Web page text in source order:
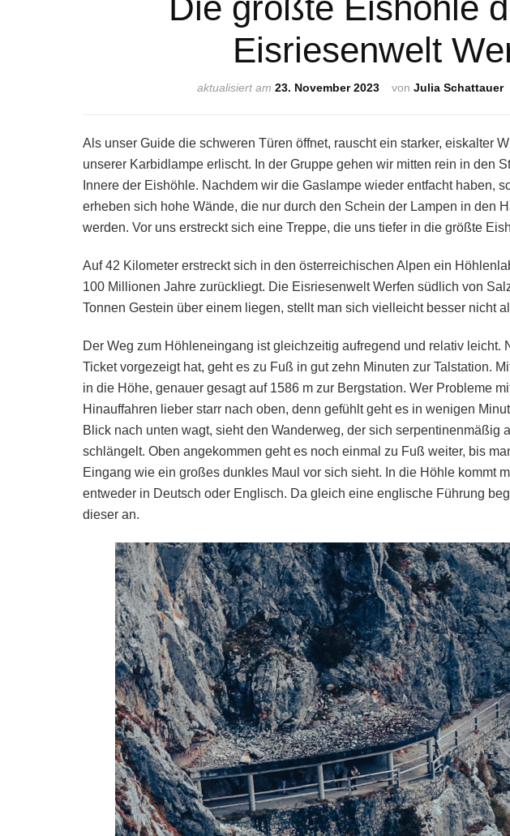
Die größte Eishöhle
Eisriesenwelt
von Julia Schattauer
aktualisiert am 23. November 2023
Als unser Guide die schweren Türen öffnet, rauscht ein starker, eiskalter
unserer Karbidlampe erlischt. In der Gruppe gehen wir mitten rein in den
Innere der Eishöhle. Nachdem wir die Gaslampe wieder entfacht haben,
erheben sich hohe Wände, die nur durch den Schein der Lampen in den
werden. Vor uns erstreckt sich eine Treppe, die uns tiefer in die größte
Auf 42 Kilometer erstreckt sich in den österreichischen Alpen ein
100 Millionen Jahre zurückliegt. Die Eisriesenwelt Werfen südlich von
Tonnen Gestein über einem liegen, stellt man sich vielleicht besser nicht
Der Weg zum Höhleneingang ist gleichzeitig aufregend und relativ leicht.
Ticket vorgezeigt hat, geht es zu Fuß in gut zehn Minuten zur Talstation.
in die Höhe, genauer gesagt auf 1586 m zur Bergstation. Wer Probleme
Hinauffahren lieber starr nach oben, denn gefühlt geht es in wenigen
Blick nach unten wagt, sieht den Wanderweg, der sich serpentinenmäßig
schlängelt. Oben angekommen geht es noch einmal zu Fuß weiter, bis
Eingang wie ein großes dunkles Maul vor sich sieht. In die Höhle kommt
entweder in Deutsch oder Englisch. Da gleich eine englische Führung
dieser an.